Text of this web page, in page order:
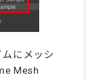
にメッシ
Mesh